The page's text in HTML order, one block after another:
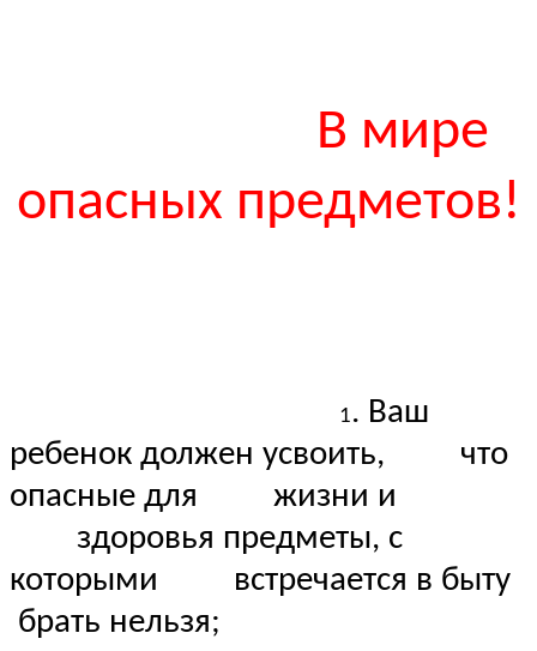
В мире
опасных предметов!
1. Ваш
ребенок должен усвоить, что
опасные для жизни и
здоровья предметы, с
которыми встречается в быту
брать нельзя;